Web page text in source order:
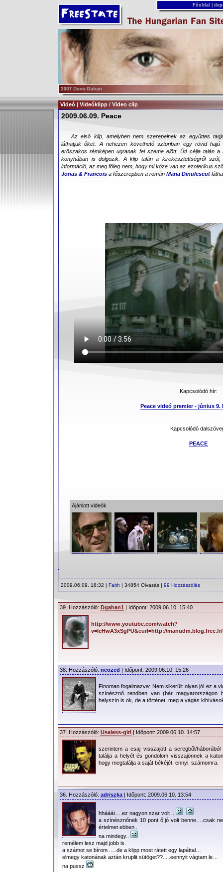
Főoldal
Videó | Videóklipp / Video clip
2009.06.09. Peace
Az első klip, amelyben nem szerepelnek az együttes
láthatjuk őket. A nehezen követhető sztoriban egy rövid
erőszakos rémképen ugranak fel szeme előtt. Úti célja talán a
konyhában is dolgozik. A klip talán a kirekesztettségről
információ, az meg főleg nem, hogy mi köze van az ezoterikus
Jonas & Francois a főszerepben a román Maria Dinulescut
Kapcsolódó hír:
Peace videó premier - június 9.
Kapcsolódó
PEACE
Ajánlott videók
2009.06.09. 18:32 | Faith | 34854 Olvasás | 99 Hozzászólás
39. Hozzászóló: Dgahan1 | Időpont: 2009.06.10. 15:40
http://www.youtube.com/watch?
v=IcHwA3xSgPU&eurl=http://
38. Hozzászóló: neozed | Időpont: 2009.06.10. 15:26
Finoman fogalmazva: Nem sikerült olyan jól ez a
színésznő rendben van (bár
helyszín is ok, de a történet, meg a vágás
37. Hozzászóló: Useless-girl | Időpont: 2009.06.10. 14:57
szerintem a csaj visszajött a seregből/
találja a helyét és gondolom visszajönnek a
hogy megtalálja a saját békéjét. ennyi. számomra.
36. Hozzászóló: adriszka | Időpont: 2009.06.10. 13:54
hhááát….ez nagyon szar volt ..
a színésznőnek 10 pont ő jó volt benne….csak
értelmet ebben..
na mindegy..
remélem lesz majd jobb is.
a számot se bírom .....de a klipp most rátett egy lapáttal…
elmegy katonának aztán kruplit sütöget??.....eennyit vágtam le…
na pussz